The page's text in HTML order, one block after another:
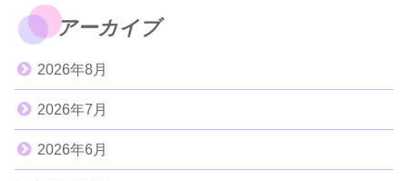
アーカイブ
2026年8月
2026年7月
2026年6月